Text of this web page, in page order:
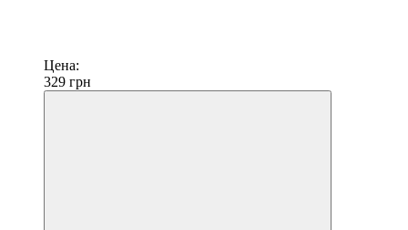
Цена:
329 грн